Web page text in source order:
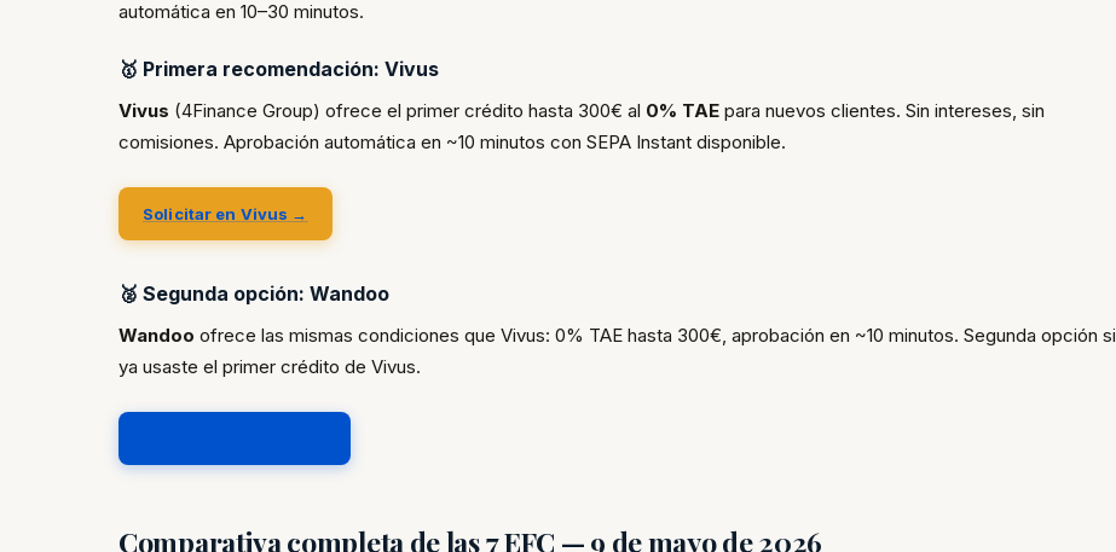
automática en 10–30 minutos.
🥇 Primera recomendación: Vivus
Vivus (4Finance Group) ofrece el primer crédito hasta 300€ al 0% TAE para nuevos clientes. Sin intereses, sin
comisiones. Aprobación automática en ~10 minutos con SEPA Instant disponible.
Solicitar en Vivus →
🥈 Segunda opción: Wandoo
Wandoo ofrece las mismas condiciones que Vivus: 0% TAE hasta 300€, aprobación en ~10 minutos. Segunda opción si
ya usaste el primer crédito de Vivus.
Comparativa completa de las 7 EFC — 9 de mayo de 2026